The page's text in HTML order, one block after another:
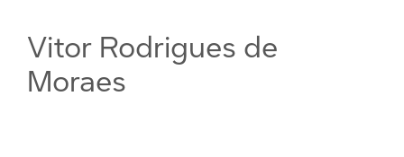
Vitor Rodrigues de
Moraes